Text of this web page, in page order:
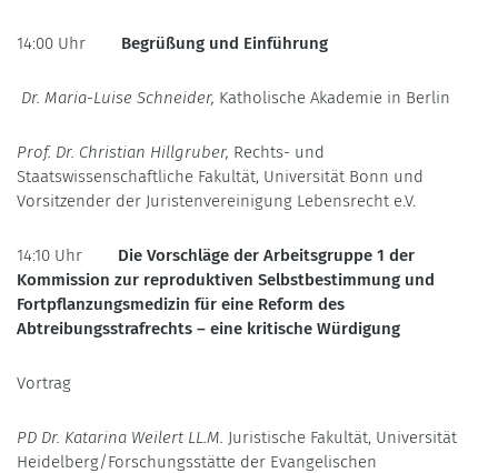
14:00 Uhr Begrüßung und Einführung
Dr. Maria-Luise Schneider, Katholische Akademie in Berlin
Prof. Dr. Christian Hillgruber, Rechts- und
Staatswissenschaftliche Fakultät, Universität Bonn und
Vorsitzender der Juristenvereinigung Lebensrecht e.V.
14:10 Uhr Die Vorschläge der Arbeitsgruppe 1 der
Kommission zur reproduktiven Selbstbestimmung und
Fortpflanzungsmedizin für eine Reform des
Abtreibungsstrafrechts – eine kritische Würdigung
Vortrag
PD Dr. Katarina Weilert LL.M. Juristische Fakultät, Universität
Heidelberg/Forschungsstätte der Evangelischen